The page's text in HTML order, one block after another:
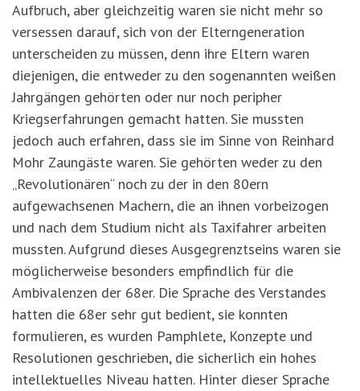
Aufbruch, aber gleichzeitig waren sie nicht mehr so
versessen darauf, sich von der Elterngeneration
unterscheiden zu müssen, denn ihre Eltern waren
diejenigen, die entweder zu den sogenannten weißen
Jahrgängen gehörten oder nur noch peripher
Kriegserfahrungen gemacht hatten. Sie mussten
jedoch auch erfahren, dass sie im Sinne von Reinhard
Mohr Zaungäste waren. Sie gehörten weder zu den
„Revolutionären“ noch zu der in den 80ern
aufgewachsenen Machern, die an ihnen vorbeizogen
und nach dem Studium nicht als Taxifahrer arbeiten
mussten. Aufgrund dieses Ausgegrenztseins waren sie
möglicherweise besonders empfindlich für die
Ambivalenzen der 68er. Die Sprache des Verstandes
hatten die 68er sehr gut bedient, sie konnten
formulieren, es wurden Pamphlete, Konzepte und
Resolutionen geschrieben, die sicherlich ein hohes
intellektuelles Niveau hatten. Hinter dieser Sprache